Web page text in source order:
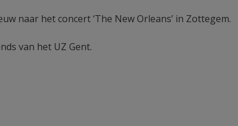
naar het concert ‘The New Orleans’ in Zottegem.
van het UZ Gent.